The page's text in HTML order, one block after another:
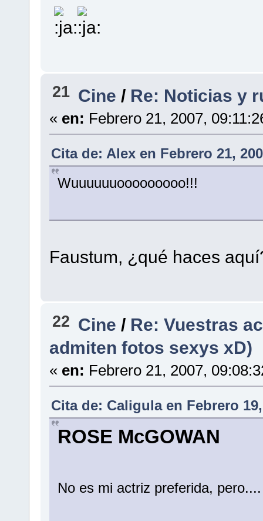
21 Cine / Re: Noticias y
« en: Febrero 21, 2007,
Cita de: Alex en Febrero 21,
Wuuuuuuooooooooo!!!
Faustum, ¿qué haces
22 Cine/ Re: Vuestras
admiten fotos sexys xD)
« en: Febrero 21, 2007,
Cita de: Caligula en Febrero
ROSE McGOWAN
No es mi actriz preferida,